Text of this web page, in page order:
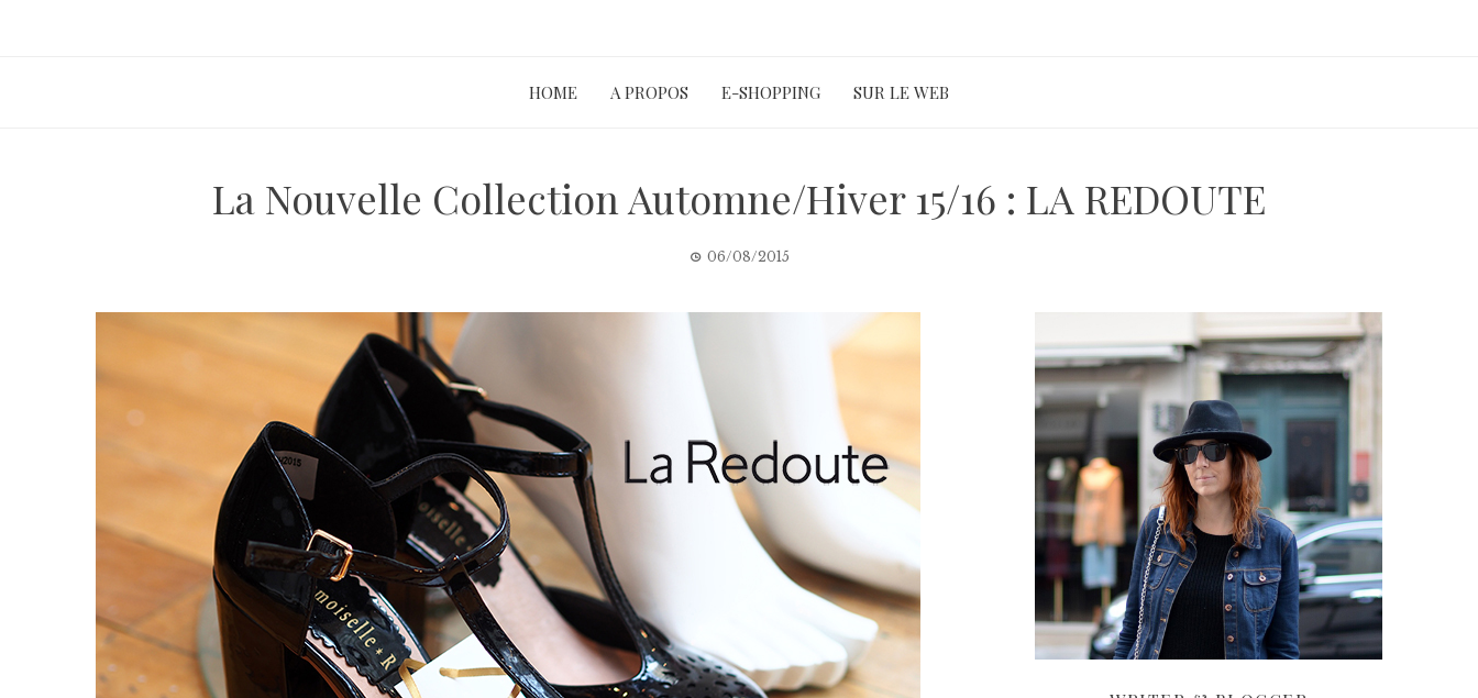
HOME A PROPOS E-SHOPPING SUR LE WEB
La Nouvelle Collection Automne/Hiver 15/16 : LA REDOUTE
06/08/2015